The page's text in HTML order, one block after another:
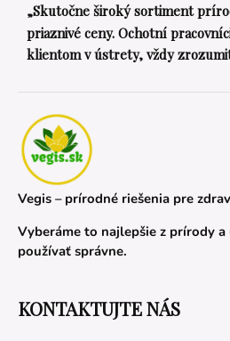
„Skutočne široký sortiment
priaznivé ceny. Ochotní
klientom v ústrety, vždy
Vegis – prírodné riešenia pre
Vyberáme to najlepšie z prírody a
používať správne.
KONTAKTUJTE NÁS